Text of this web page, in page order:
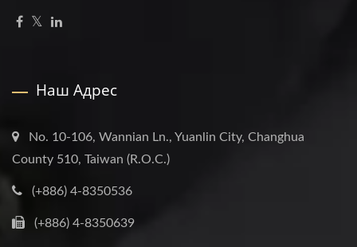
Наш Адрес
No. 10-106, Wannian Ln., Yuanlin City, Changhua
County 510, Taiwan (R.O.C.)
(+886) 4-8350536
(+886) 4-8350639